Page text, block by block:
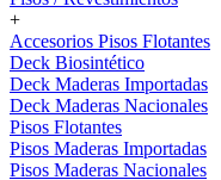
+
Accesorios Pisos Flotantes
Deck Biosintético
Deck Maderas Importadas
Deck Maderas Nacionales
Pisos Flotantes
Pisos Maderas Importadas
Pisos Maderas Nacionales